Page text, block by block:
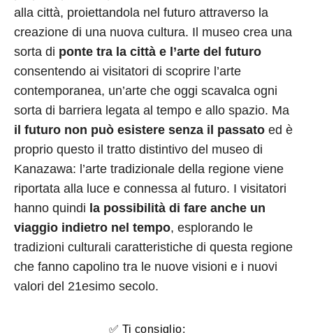
alla città, proiettandola nel futuro attraverso la
creazione di una nuova cultura. Il museo crea una
sorta di ponte tra la città e l’arte del futuro
consentendo ai visitatori di scoprire l’arte
contemporanea, un’arte che oggi scavalca ogni
sorta di barriera legata al tempo e allo spazio. Ma
il futuro non può esistere senza il passato ed è
proprio questo il tratto distintivo del museo di
Kanazawa: l’arte tradizionale della regione viene
riportata alla luce e connessa al futuro. I visitatori
hanno quindi la possibilità di fare anche un
viaggio indietro nel tempo, esplorando le
tradizioni culturali caratteristiche di questa regione
che fanno capolino tra le nuove visioni e i nuovi
valori del 21esimo secolo.
✅ Ti consiglio: